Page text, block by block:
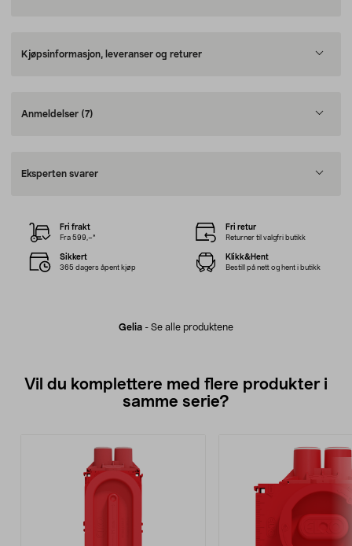
Kjøpsinformasjon, leveranser og returer
Anmeldelser (7)
Eksperten svarer
Gelia - Se alle produktene
Fri frakt
Fra 599,–*
Fri retur
Returner til valgfri butikk
Sikkert
365 dagers åpent kjøp
Klikk&Hent
Bestill på nett og hent i butikk
Vil du komplettere med flere produkter i
samme serie?